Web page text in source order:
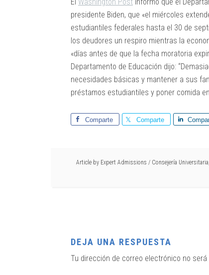
presidente Biden, que «el miércoles
estudiantiles federales hasta el 30 de
los deudores un respiro mientras la
«días antes de que la fecha moratoria
Departamento de Educación dijo:
necesidades básicas y mantener a sus
préstamos estudiantiles y poner comida
Comparte Comparte
Article by Expert Admissions / Consejería Universitaria
DEJA UNA RESPUESTA
Tu dirección de correo electrónico no será